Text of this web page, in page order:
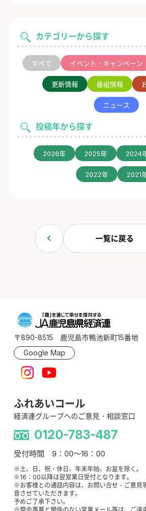
カテゴリーから探す
すべて イベント・キャンペーン
更新情報 番組情報
ニュース
投稿年から探す
2026年 2025年 2024
2022年 2021
一覧に戻る
〒890-8515 鹿児島市鴨池新町15番地
Google Map
ふれあいコール
経済連グループへのご意見・相談窓口
0120-783-487
受付時間 9：00～16：00
※土、日、祝・休日、年末年始、お盆を除く。
※16：00以降は翌営業日受付となります。
※お客様との通話内容は、お問い合せ・ご意見
音させていただきます。
予めご了承下さい。